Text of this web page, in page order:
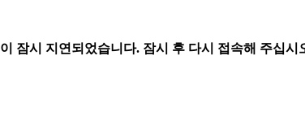
잠시 지연되었습니다. 잠시 후 다시 접속해 주십시